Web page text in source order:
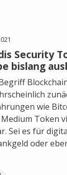
Security
bislang
wie
Token
Sei es für
oder